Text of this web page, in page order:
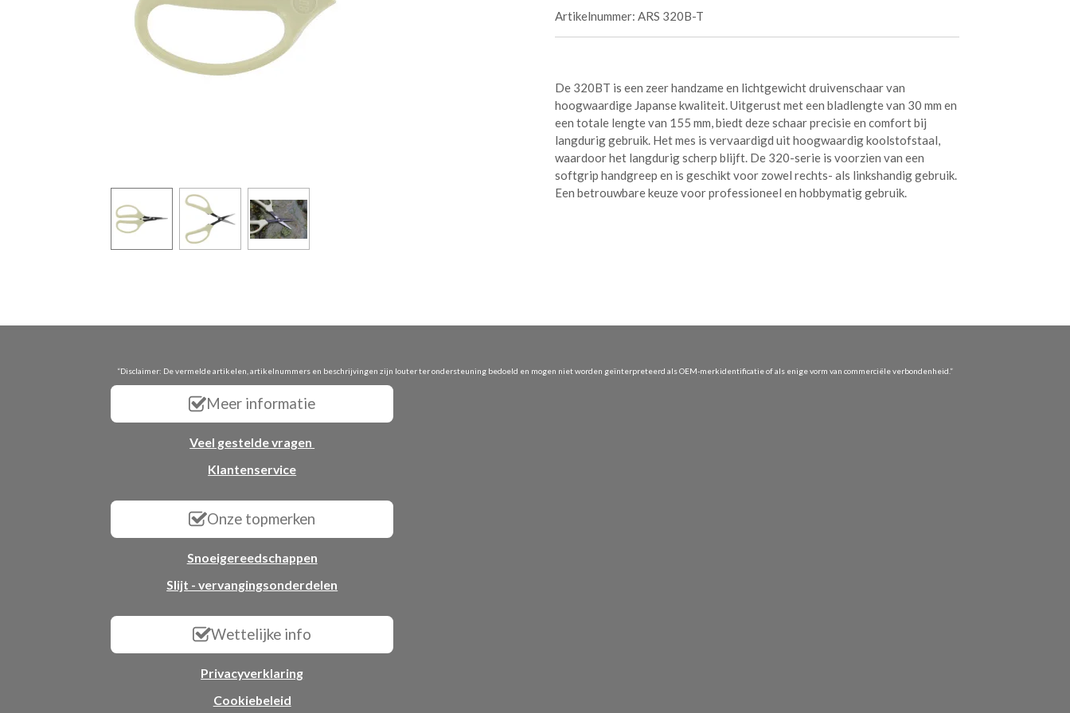
Artikelnummer: ARS 320B-T
De 320BT is een zeer handzame en lichtgewicht druivenschaar van
hoogwaardige Japanse kwaliteit. Uitgerust met een bladlengte van 30 mm en
een totale lengte van 155 mm, biedt deze schaar precisie en comfort bij
langdurig gebruik. Het mes is vervaardigd uit hoogwaardig koolstofstaal,
waardoor het langdurig scherp blijft. De 320-serie is voorzien van een
softgrip handgreep en is geschikt voor zowel rechts- als linkshandig gebruik.
Een betrouwbare keuze voor professioneel en hobbymatig gebruik.
“Disclaimer: De vermelde artikelen, artikelnummers en beschrijvingen zijn louter ter ondersteuning bedoeld en mogen niet worden geïnterpreteerd als OEM-merkidentificatie of als enige vorm van commerciële verbondenheid.”
Meer informatie
Veel gestelde vragen
Klantenservice
Onze topmerken
Snoeigereedschappen
Slijt - vervangingsonderdelen
Wettelijke info
Privacyverklaring
Cookiebeleid